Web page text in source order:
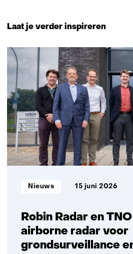
met
ons
op)
Laat je verder inspireren
729
21
t/m
25
Robin Radar en
airborne radar voor
grondsurveillance
Informatietype:
Nieuws 15 juni 2026